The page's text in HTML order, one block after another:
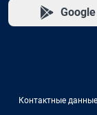
Контактные